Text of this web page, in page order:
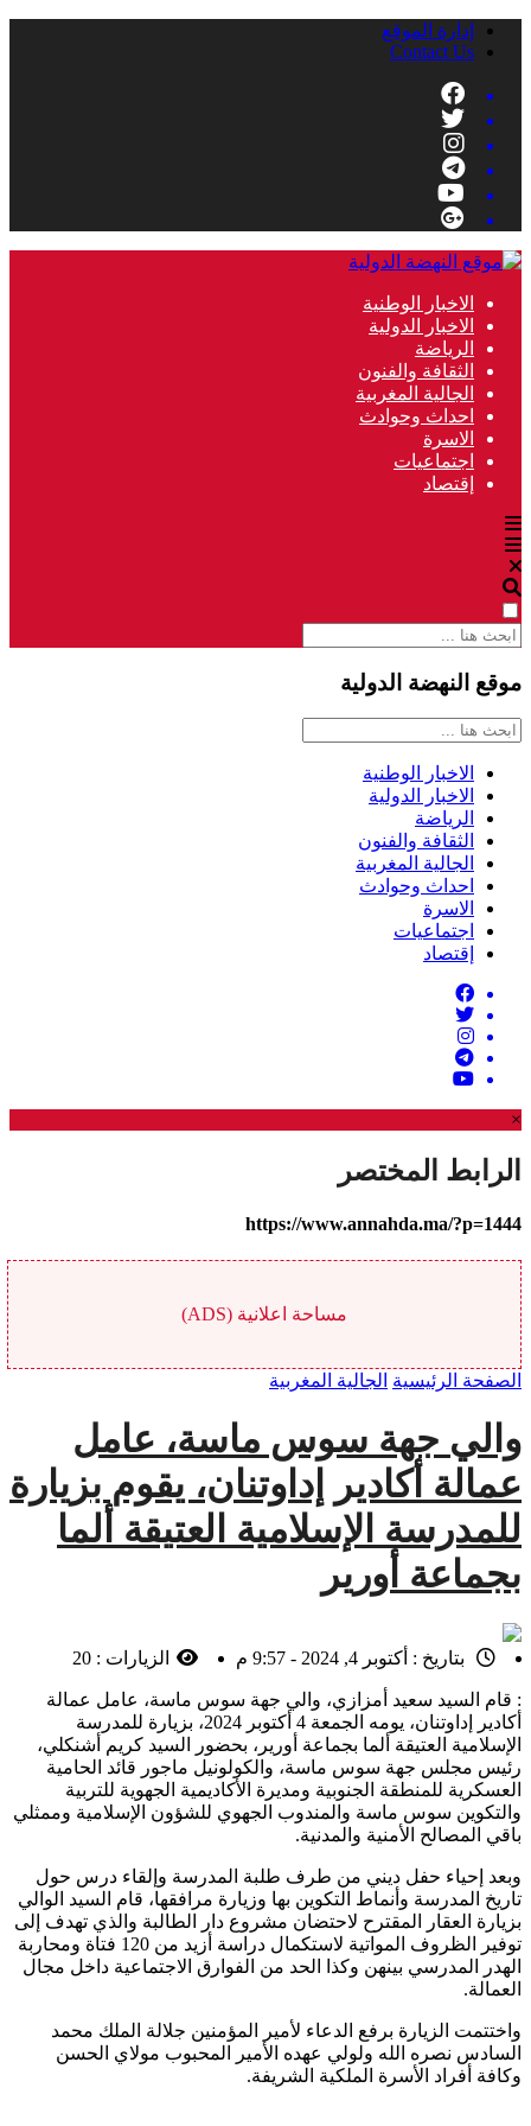
إدارة الموقع
Contact Us
الاخبار الوطنية
الاخبار الدولية
الرياضة
الثقافة والفنون
الجالية المغربية
احداث وحوادث
الاسرة
اجتماعيات
إقتصاد
موقع النهضة الدولية
الاخبار الوطنية
الاخبار الدولية
الرياضة
الثقافة والفنون
الجالية المغربية
احداث وحوادث
الاسرة
اجتماعيات
إقتصاد
×
الرابط المختصر
https://www.annahda.ma/?p=1444
مساحة اعلانية (ADS)
الصفحة الرئيسية الجالية المغربية
والي جهة سوس ماسة، عامل
عمالة أكادير إداوتنان، يقوم بزيارة
للمدرسة الإسلامية العتيقة ألما
بجماعة أورير
بتاريخ : أكتوبر 4, 2024 - 9:57 م الزيارات : 20
: قام السيد سعيد أمزازي، والي جهة سوس ماسة، عامل عمالة
أكادير إداوتنان، يومه الجمعة 4 أكتوبر 2024، بزيارة للمدرسة
الإسلامية العتيقة ألما بجماعة أورير، بحضور السيد كريم أشنكلي،
رئيس مجلس جهة سوس ماسة، والكولونيل ماجور قائد الحامية
العسكرية للمنطقة الجنوبية ومديرة الأكاديمية الجهوية للتربية
والتكوين سوس ماسة والمندوب الجهوي للشؤون الإسلامية وممثلي
باقي المصالح الأمنية والمدنية.
وبعد إحياء حفل ديني من طرف طلبة المدرسة وإلقاء درس حول
تاريخ المدرسة وأنماط التكوين بها وزيارة مرافقها، قام السيد الوالي
بزيارة العقار المقترح لاحتضان مشروع دار الطالبة والذي تهدف إلى
توفير الظروف المواتية لاستكمال دراسة أزيد من 120 فتاة ومحاربة
الهدر المدرسي بينهن وكذا الحد من الفوارق الاجتماعية داخل مجال
العمالة.
واختتمت الزيارة برفع الدعاء لأمير المؤمنين جلالة الملك محمد
السادس نصره الله ولولي عهده الأمير المحبوب مولاي الحسن
وكافة أفراد الأسرة الملكية الشريفة.